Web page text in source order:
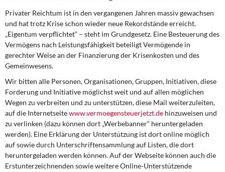
Kontakt
Privater Reichtum ist in den vergangenen Jahren massiv gewachsen
und hat trotz Krise schon wieder neue Rekordstände erreicht.
„Eigentum verpflichtet“ – steht im Grundgesetz. Eine Besteuerung des
Vermögens nach Leistungsfähigkeit beteiligt Vermögende in
gerechter Weise an der Finanzierung der Krisenkosten und des
Gemeinwesens.
Wir bitten alle Personen, Organisationen, Gruppen, Initiativen, diese
Forderung und Initiative möglichst weit und auf allen möglichen
Wegen zu verbreiten und zu unterstützen, diese Mail weiterzuleiten,
auf die Internetseitewww.vermoegensteuerjetzt.de hinzuweisen und
zu verlinken (dazu können dort „Werbebanner“ heruntergeladen
werden). Eine Erklärung der Unterstützung ist dort online möglich
auf sowie durch Unterschriftensammlung auf Listen, die dort
heruntergeladen werden können. Auf der Webseite können auch die
Erstunterzeichnenden sowie weitere Online-Unterstützende